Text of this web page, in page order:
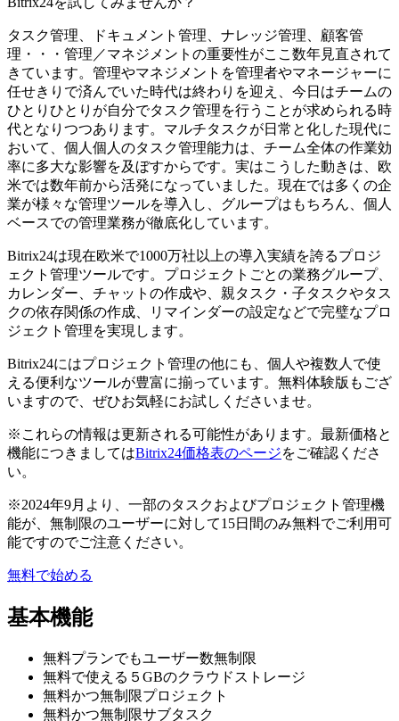
タスク管理、ドキュメント管理、ナレッジ管理、顧客管
理・・・管理／マネジメントの重要性がここ数年見直されて
きています。管理やマネジメントを管理者やマネージャーに
任せきりで済んでいた時代は終わりを迎え、今日はチームの
ひとりひとりが自分でタスク管理を行うことが求められる時
代となりつつあります。マルチタスクが日常と化した現代に
おいて、個人個人のタスク管理能力は、チーム全体の作業効
率に多大な影響を及ぼすからです。実はこうした動きは、欧
米では数年前から活発になっていました。現在では多くの企
業が様々な管理ツールを導入し、グループはもちろん、個人
ベースでの管理業務が徹底化しています。
Bitrix24は現在欧米で1000万社以上の導入実績を誇るプロジ
ェクト管理ツールです。プロジェクトごとの業務グループ、
カレンダー、チャットの作成や、親タスク・子タスクやタス
クの依存関係の作成、リマインダーの設定などで完璧なプロ
ジェクト管理を実現します。
Bitrix24にはプロジェクト管理の他にも、個人や複数人で使
える便利なツールが豊富に揃っています。無料体験版もござ
いますので、ぜひお気軽にお試しくださいませ。
※これらの情報は更新される可能性があります。最新価格と
機能につきましてはBitrix24価格表のページをご確認くださ
い。
※2024年9月より、一部のタスクおよびプロジェクト管理機
能が、無制限のユーザーに対して15日間のみ無料でご利用可
能ですのでご注意ください。
無料で始める
基本機能
無料プランでもユーザー数無制限
無料で使える５GBのクラウドストレージ
無料かつ無制限プロジェクト
無料かつ無制限サブタスク